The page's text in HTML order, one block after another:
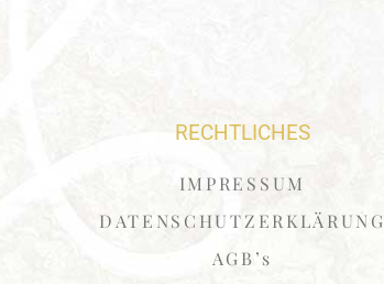
RECHTLICHES
IMPRESSUM
DATENSCHUTZERKLÄRUNG
AGB’s